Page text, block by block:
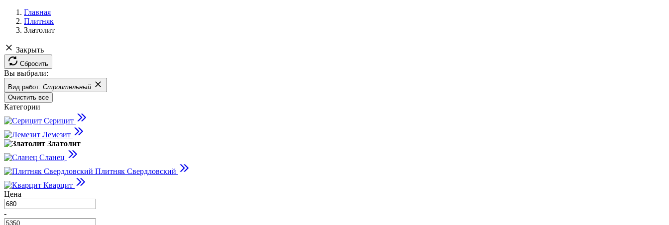
Главная
Плитняк
Златолит
Закрыть
Сбросить
Вы выбрали:
Вид работ: Строительный
Очистить все
Категории
Серицит
Лемезит
Златолит
Сланец
Плитняк Свердловский
Кварцит
Цена
-